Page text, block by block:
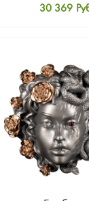
30 369
Цена